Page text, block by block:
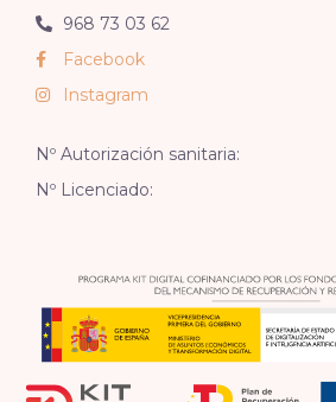
968 73 03 62
Facebook
Instagram
Nº Autorización sanitaria:
Nº Licenciado: